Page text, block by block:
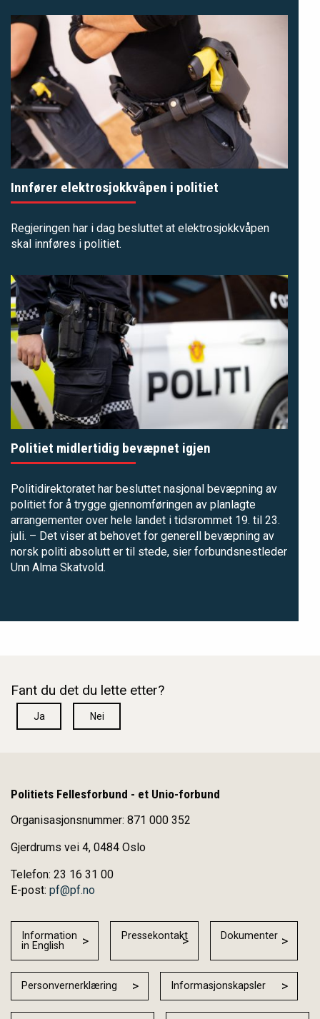
Innfører elektrosjokkvåpen i politiet
Regjeringen har i dag besluttet at elektrosjokkvåpen
skal innføres i politiet.
Politiet midlertidig bevæpnet igjen
Politidirektoratet har besluttet nasjonal bevæpning av
politiet for å trygge gjennomføringen av planlagte
arrangementer over hele landet i tidsrommet 19. til 23.
juli. – Det viser at behovet for generell bevæpning av
norsk politi absolutt er til stede, sier forbundsnestleder
Unn Alma Skatvold.
Fant du det du lette etter?
Ja Nei
Politiets Fellesforbund - et Unio-forbund
Organisasjonsnummer: 871 000 352
Gjerdrums vei 4, 0484 Oslo
Telefon: 23 16 31 00
E-post: pf@pf.no
Information
in English
Pressekontakt Dokumenter
Personvernerklæring Informasjonskapsler